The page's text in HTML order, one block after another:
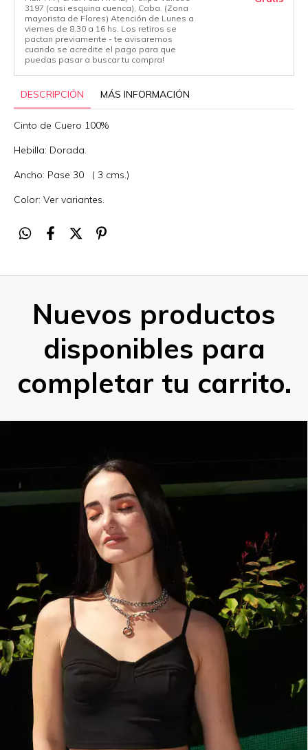
3197 (casi esquina cuenca), Caba. (Zona
mayorista de Flores) Atención de Lunes a
viernes de 8.30 a 16 hs. Los retiros se
pactan previamente - te avisaremos
cuando se acredite el pago para que
puedas pasar a buscar tu compra!
DESCRIPCIÓN MÁS INFORMACIÓN
Cinto de Cuero 100%
Hebilla: Dorada.
Ancho: Pase 30 ( 3 cms.)
Color: Ver variantes.
Nuevos productos
disponibles para
completar tu carrito.